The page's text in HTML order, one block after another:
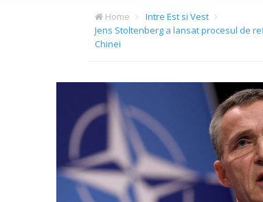
Home
Intre Est si Vest
Jens Stoltenberg a lansat procesul de
Chinei